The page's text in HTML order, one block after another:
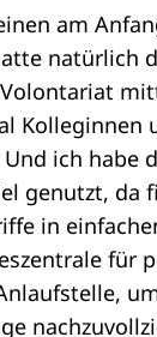
am
natürlich
Kolleginnen
ich habe
genutzt, da
in
für